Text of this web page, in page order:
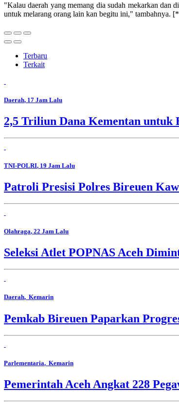
"Kalau daerah yang memang dia sudah mekarkan dan
untuk melarang orang lain kan begitu ini," tambahnya.
Terbaru
Terkait
Daerah, 17 Jam Lalu
2,5 Triliun Dana Kementan untuk
TNI-POLRI, 19 Jam Lalu
Patroli Presisi Polres Bireuen
Olahraga, 22 Jam Lalu
Seleksi Atlet POPNAS Aceh
Daerah, Kemarin
Pemkab Bireuen Paparkan
Parlementaria, Kemarin
Pemerintah Aceh Angkat 228